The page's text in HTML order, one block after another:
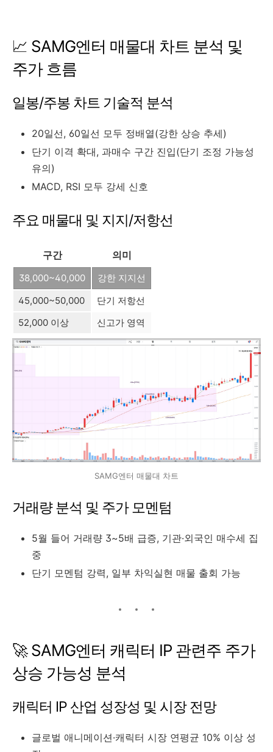
📈 SAMG엔터 매물대 차트 분석 및
주가 흐름
일봉/주봉 차트 기술적 분석
20일선, 60일선 모두 정배열(강한 상승 추세)
단기 이격 확대, 과매수 구간 진입(단기 조정 가능성
유의)
MACD, RSI 모두 강세 신호
주요 매물대 및 지지/저항선
구간 의미
38,000~40,000
강한 지지선
45,000~50,000
단기 저항선
52,000 이상
신고가 영역
SAMG엔터 매물대 차트
거래량 분석 및 주가 모멘텀
5월 들어 거래량 3~5배 급증, 기관·외국인 매수세 집
중
단기 모멘텀 강력, 일부 차익실현 매물 출회 가능
🚀 SAMG엔터 캐릭터 IP 관련주 주가
상승 가능성 분석
캐릭터 IP 산업 성장성 및 시장 전망
글로벌 애니메이션·캐릭터 시장 연평균 10% 이상 성